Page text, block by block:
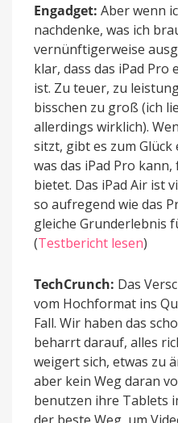
Engadget: Aber wenn
nachdenke, was ich
vernünftigerweise
klar, dass das iPad Pro
ist. Zu teuer, zu
bisschen zu groß (ich
allerdings wirklich).
sitzt, gibt es zum Glück
was das iPad Pro
bietet. Das iPad Air ist
so aufregend wie das
gleiche Grunderlebnis
(Testbericht lesen)
TechCrunch: Das
vom Hochformat ins
Fall. Wir haben das
beharrt darauf, alles
weigert sich, etwas zu
aber kein Weg daran
benutzen ihre Tablets